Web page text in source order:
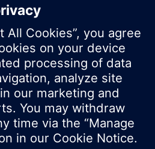
Ltd. Building Technologies